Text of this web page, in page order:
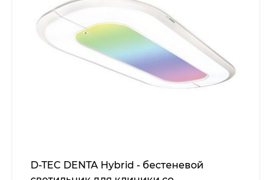
D-TEC DENTA Hybrid - бестеневой